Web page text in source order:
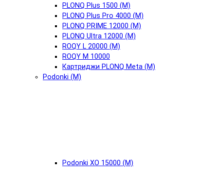
PLONQ Plus 1500 (М)
PLONQ Plus Pro 4000 (М)
PLONQ PRIME 12000 (М)
PLONQ Ultra 12000 (М)
ROQY L 20000 (М)
ROQY M 10000
Картриджи PLONQ Meta (М)
Podonki (М)
Podonki XO 15000 (М)